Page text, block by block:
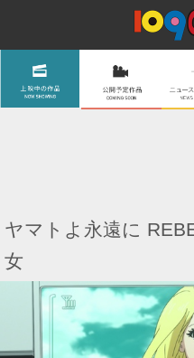
ヤマトよ永遠に
女